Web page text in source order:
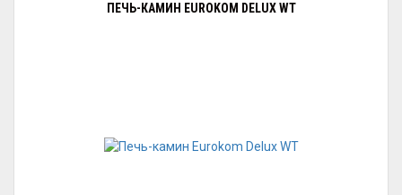
ПЕЧЬ-КАМИН EUROKOM DELUX WT